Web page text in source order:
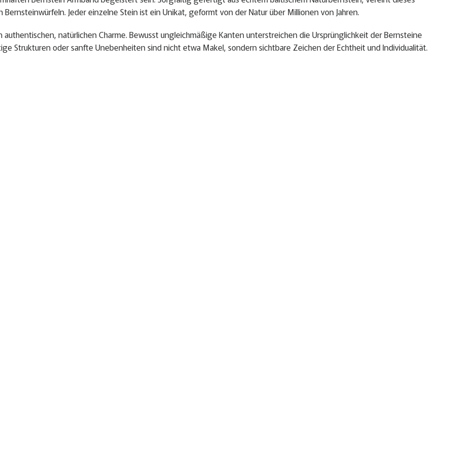
Jeder einzelne Stein ist ein Unikat, geformt von der Natur über Millionen von Jahren.
natürlichen Charme. Bewusst ungleichmäßige Kanten unterstreichen die Ursprünglichkeit der Bernsteine
Strukturen oder sanfte Unebenheiten sind nicht etwa Makel, sondern sichtbare Zeichen der Echtheit und Individualität.
unserem Shop kombinieren.
freihalten, um Verschlucken oder Verletzungen zu vermeiden.